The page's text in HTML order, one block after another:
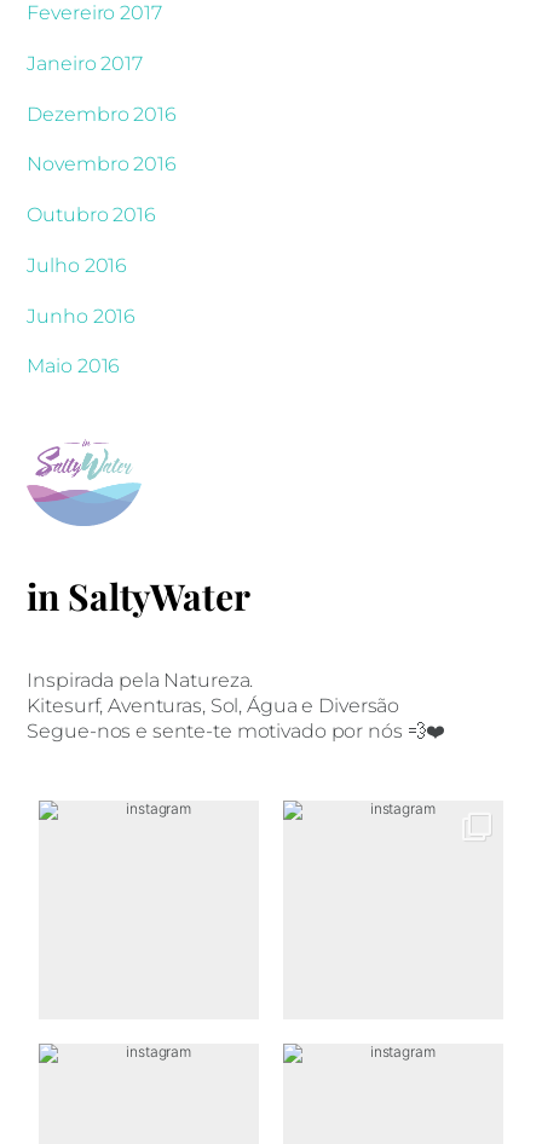
Fevereiro 2017
Janeiro 2017
Dezembro 2016
Novembro 2016
Outubro 2016
Julho 2016
Junho 2016
Maio 2016
in SaltyWater
Inspirada pela Natureza.
Kitesurf, Aventuras, Sol, Água e Diversão
Segue-nos e sente-te motivado por nós 💨❤️